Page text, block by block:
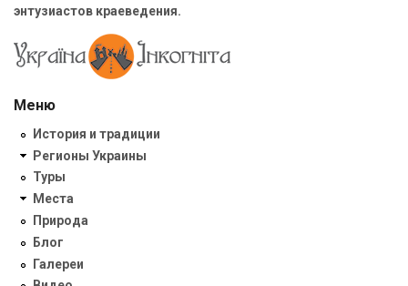
энтузиастов краеведения.
Меню
История и традиции
Регионы Украины
Туры
Места
Природа
Блог
Галереи